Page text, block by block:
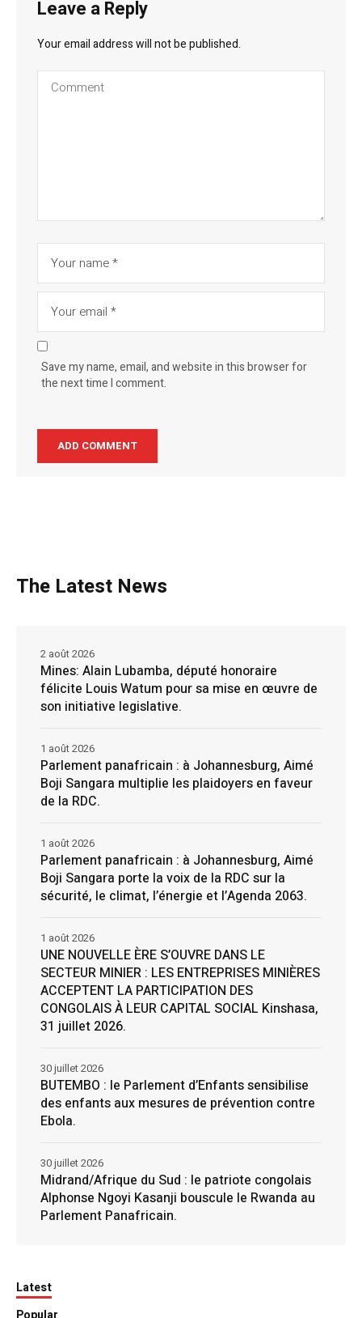
Leave a Reply
Your email address will not be published.
Save my name, email, and website in this browser for
the next time I comment.
The Latest News
Mines: Alain Lubamba, député honoraire
félicite Louis Watum pour sa mise en œuvre de
son initiative legislative.
2 août 2026
Parlement panafricain : à Johannesburg, Aimé
Boji Sangara multiplie les plaidoyers en faveur
de la RDC.
1 août 2026
Parlement panafricain : à Johannesburg, Aimé
Boji Sangara porte la voix de la RDC sur la
sécurité, le climat, l’énergie et l’Agenda 2063.
1 août 2026
UNE NOUVELLE ÈRE S’OUVRE DANS LE
SECTEUR MINIER : LES ENTREPRISES MINIÈRES
ACCEPTENT LA PARTICIPATION DES
CONGOLAIS À LEUR CAPITAL SOCIAL Kinshasa,
31 juillet 2026.
1 août 2026
BUTEMBO : le Parlement d’Enfants sensibilise
des enfants aux mesures de prévention contre
Ebola.
30 juillet 2026
Midrand/Afrique du Sud : le patriote congolais
Alphonse Ngoyi Kasanji bouscule le Rwanda au
Parlement Panafricain.
30 juillet 2026
Latest